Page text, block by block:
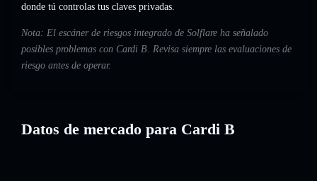
donde tú controlas tus claves privadas.
Nota: El escáner de riesgos integrado de Solflare ha señalado
posibles problemas con Cardi B. Revisa siempre las evaluaciones de
riesgo antes de operar.
Datos de mercado para Cardi B